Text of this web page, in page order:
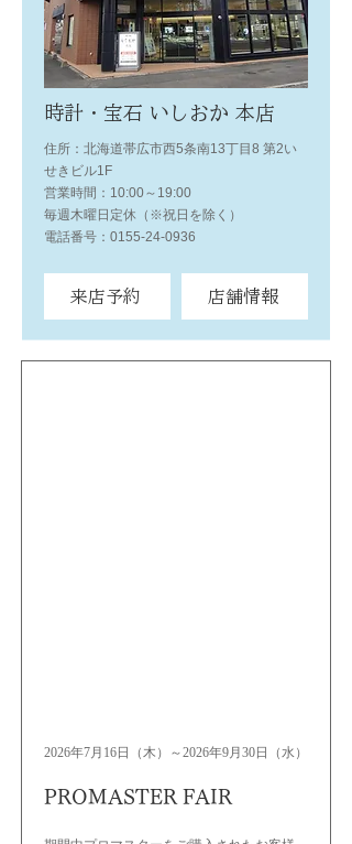
時計・宝石 いしおか 本店
住所：北海道帯広市西5条南13丁目8 第2い
せきビル1F
営業時間：10:00～19:00
毎週木曜日定休（※祝日を除く）
電話番号：0155-24-0936
来店予約 店舗情報
2026年7月16日（木）～2026年9月30日（水）
PROMASTER FAIR